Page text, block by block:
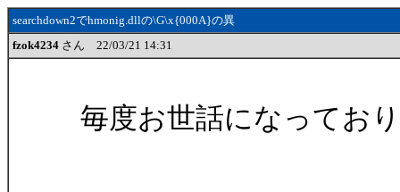
searchdown2でhmonig.dllの\G\x{000A}の異
fzok4234 さん 22/03/21 14:31
毎度お世話になってお